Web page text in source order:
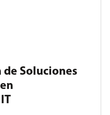
de Soluciones